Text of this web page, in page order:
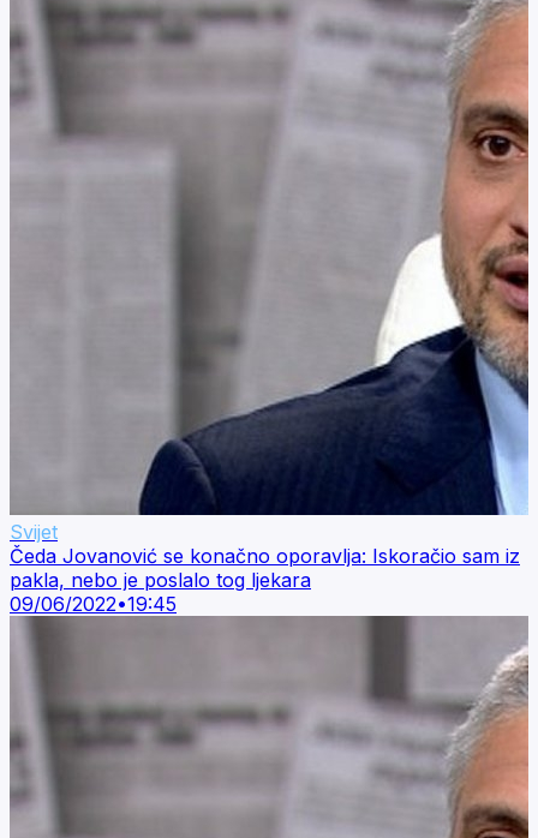
Svijet
Čeda Jovanović se konačno oporavlja: Iskoračio sam iz
pakla, nebo je poslalo tog ljekara
09/06/2022•19:45